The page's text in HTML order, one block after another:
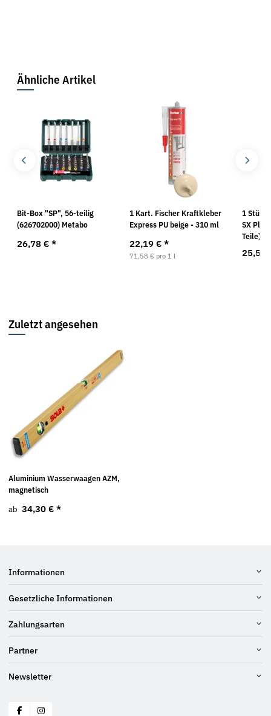
Ähnliche Artikel
Bit-Box "SP", 56-teilig
(626702000) Metabo
26,78 € *
1 Kart. Fischer Kraftkleber
Express PU beige - 310 ml
22,19 € *
71,58 € pro 1 l
1 Stück
SX Plus
Teile)
25,56
Zuletzt angesehen
Aluminium Wasserwaagen AZM,
magnetisch
ab 34,30 € *
Informationen
Gesetzliche Informationen
Zahlungsarten
Partner
Newsletter